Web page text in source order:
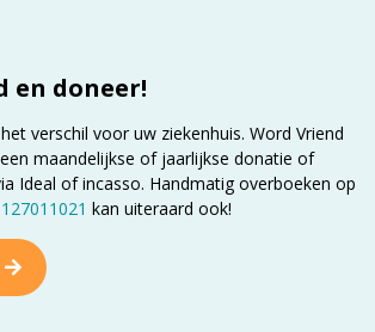
en doneer!
verschil voor uw ziekenhuis. Word Vriend
maandelijkse of jaarlijkse donatie of
Ideal of incasso. Handmatig overboeken op
kan uiteraard ook!